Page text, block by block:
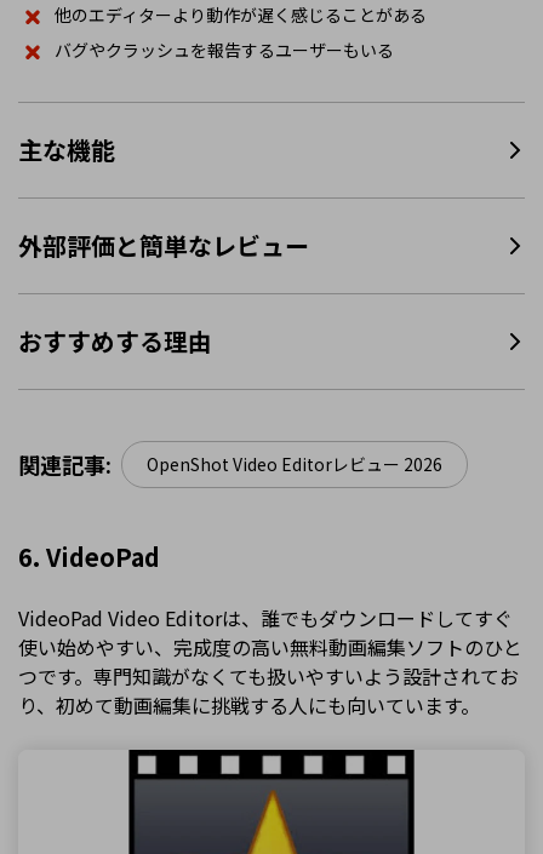
他のエディターより動作が遅く感じることがある
バグやクラッシュを報告するユーザーもいる
主な機能
外部評価と簡単なレビュー
おすすめする理由
関連記事: OpenShot Video Editorレビュー 2026
6. VideoPad
VideoPad Video Editorは、誰でもダウンロードしてすぐ
使い始めやすい、完成度の高い無料動画編集ソフトのひと
つです。専門知識がなくても扱いやすいよう設計されてお
り、初めて動画編集に挑戦する人にも向いています。